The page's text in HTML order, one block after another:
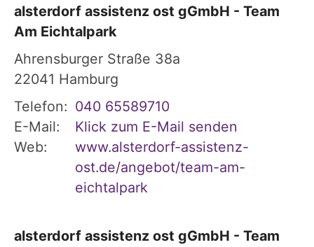
alsterdorf assistenz ost gGmbH - Team
Am Eichtalpark
Ahrensburger Straße 38a
22041 Hamburg
Telefon: 040 65589710
E-Mail:
Klick zum E-Mail senden
Web:
www.alsterdorf-assistenz-
ost.de/angebot/team-am-
eichtalpark
alsterdorf assistenz ost gGmbH - Team